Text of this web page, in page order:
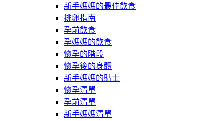
新手媽媽的最佳飲食
排卵指南
孕前飲食
孕媽媽的飲食
懷孕的階段
懷孕後的身體
新手媽媽的貼士
懷孕清單
孕前清單
新手媽媽清單